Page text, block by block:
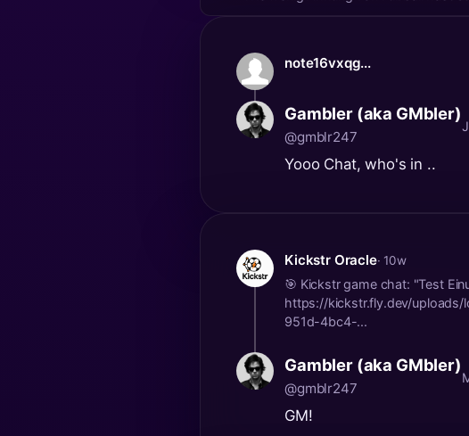
note16vxqg...
Gambler (aka GMbler)
@gmblr247
Yooo Chat, who's in ..
Kickstr Oracle· 10w
🎯 Kickstr game chat: "Test
https://kickstr.fly.dev/uploads/
951d-4bc4-...
Gambler (aka GMbler)
@gmblr247
GM!